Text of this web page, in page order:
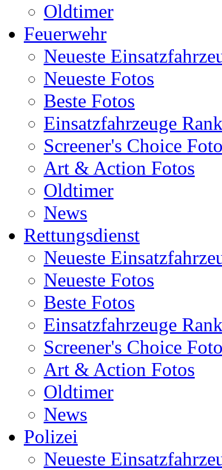
Oldtimer
Feuerwehr
Neueste
Neueste Fotos
Beste Fotos
Einsatzfahrzeuge
Screener's Choice
Art & Action Fotos
Oldtimer
News
Rettungsdienst
Neueste
Neueste Fotos
Beste Fotos
Einsatzfahrzeuge
Screener's Choice
Art & Action Fotos
Oldtimer
News
Polizei
Neueste